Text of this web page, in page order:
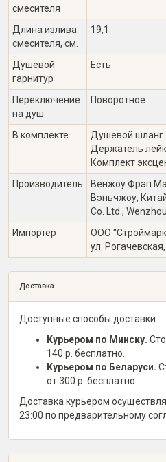
смесителя
Длина излива
смесителя, см.
19,1
Душевой
гарнитур
Есть
Переключение
на душ
Поворотное
В комплекте
Душевой шланг
Держатель
Комплект
Производитель
Венжоу Фрап
Вэньчжоу,
Co. Ltd.,
Импортёр
ООО
ул.
Доставка
Доступные способы доставки:
Курьером по Минску.
140 р. бесплатно.
Курьером по Беларуси.
от 300 р. бесплатно.
Доставка курьером
23:00 по предварительному